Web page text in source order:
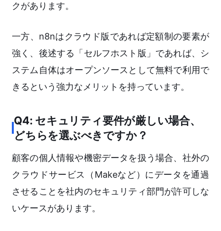
クがあります。
一方、n8nはクラウド版であれば定額制の要素が
強く、後述する「セルフホスト版」であれば、シ
ステム自体はオープンソースとして無料で利用で
きるという強力なメリットを持っています。
Q4: セキュリティ要件が厳しい場合、
どちらを選ぶべきですか？
顧客の個人情報や機密データを扱う場合、社外の
クラウドサービス（Makeなど）にデータを通過
させることを社内のセキュリティ部門が許可しな
いケースがあります。